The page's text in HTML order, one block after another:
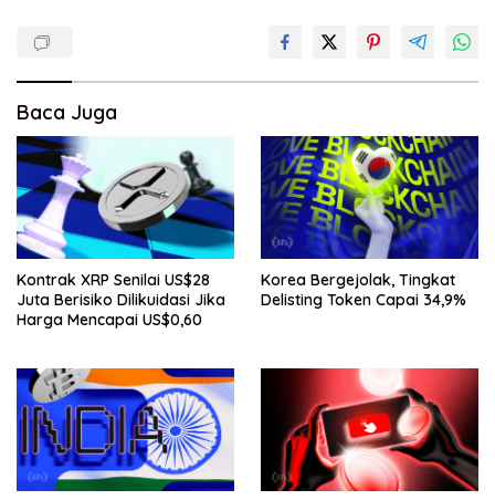
Baca Juga
Kontrak XRP Senilai US$28
Juta Berisiko Dilikuidasi Jika
Harga Mencapai US$0,60
Korea Bergejolak, Tingkat
Delisting Token Capai 34,9%